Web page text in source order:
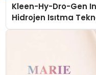
Kleen-Hy-Dro-Gen
Hidrojen Isıtma
Düzenleyici